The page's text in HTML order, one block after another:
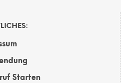
Produktseite
Starten